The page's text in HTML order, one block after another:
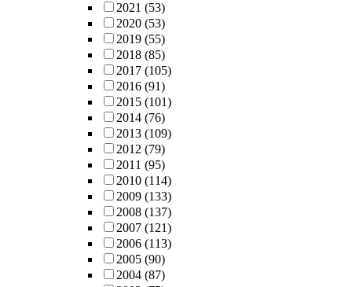
2021 (53)
2020 (53)
2019 (55)
2018 (85)
2017 (105)
2016 (91)
2015 (101)
2014 (76)
2013 (109)
2012 (79)
2011 (95)
2010 (114)
2009 (133)
2008 (137)
2007 (121)
2006 (113)
2005 (90)
2004 (87)